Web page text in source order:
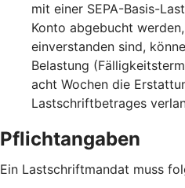
mit einer SEPA-Basis-
Konto abgebucht
einverstanden sind,
Belastung
acht Wochen die
Lastschriftbetrages
Pflichtangaben
Ein Lastschriftmandat muss